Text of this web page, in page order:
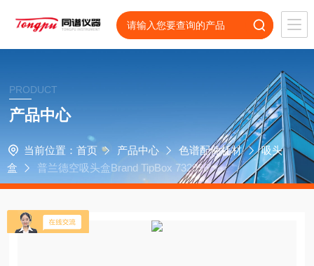
PRODUCT
产品中心
当前位置： 首页 产品中心 色谱配件耗材
吸头
盒
普兰德空吸头盒Brand TipBox 732996